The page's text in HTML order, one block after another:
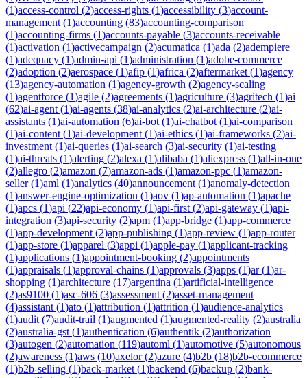
(1)access-control (2)access-rights (1)accessibility (3)account-
management (1)accounting (83)accounting-comparison
(1)accounting-firms (1)accounts-payable (3)accounts-receivable
(1)activation (1)activecampaign (2)acumatica (1)ada (2)adempiere
(1)adequacy (1)admin-api (1)administration (1)adobe-commerce
(2)adoption (2)aerospace (1)afip (1)africa (2)aftermarket (1)agency
(13)agency-automation (1)agency-growth (2)agency-scaling
(1)agentforce (1)agile (2)agreements (1)agriculture (3)agritech (1)ai
(62)ai-agent (1)ai-agents (38)ai-analytics (2)ai-architecture (2)ai-
assistants (1)ai-automation (6)ai-bot (1)ai-chatbot (1)ai-comparison
(1)ai-content (1)ai-development (1)ai-ethics (1)ai-frameworks (2)ai-
investment (1)ai-queries (1)ai-search (3)ai-security (1)ai-testing
(1)ai-threats (1)alerting (2)alexa (1)alibaba (1)aliexpress (1)all-in-one
(2)allegro (2)amazon (7)amazon-ads (1)amazon-ppc (1)amazon-
seller(1)aml (1)analytics (40)announcement (1)anomaly-detection
(1)answer-engine-optimization (1)aov (1)ap-automation (1)apache
(1)apcs (1)api (22)api-economy (1)api-first (2)api-gateway (1)api-
integration (3)api-security (2)apm (1)app-bridge (1)app-commerce
(1)app-development (2)app-publishing (1)app-review (1)app-router
(1)app-store (1)apparel (3)appi (1)apple-pay (1)applicant-tracking
(1)applications (1)appointment-booking (2)appointments
(1)appraisals (1)approval-chains (1)approvals (3)apps (1)ar(1)ar-
shopping (1)architecture (17)argentina (1)artificial-intelligence
(2)as9100 (1)asc-606 (3)assessment (2)asset-management
(4)assistant (1)ato (1)attribution (1)attrition (1)audience-analytics
(1)audit (7)audit-trail (1)augmented (1)augmented-reality (2)australia
(2)australia-gst (1)authentication (6)authentik (2)authorization
(3)autogen (2)automation (119)automl (1)automotive (5)autonomous
(2)awareness (1)aws (10)axelor(2)azure (4)b2b (18)b2b-ecommerce
(1)b2b-selling (1)back-market (1)backend (6)backup (2)bank-